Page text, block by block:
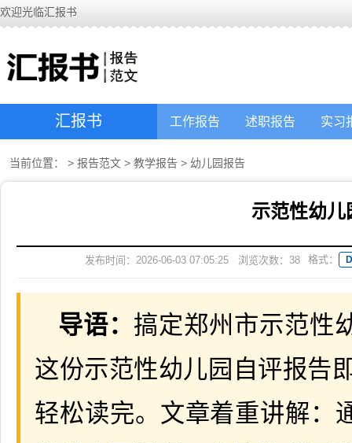
欢迎光临汇报书
汇报书 工作报告 述职报告 实习
当前位置： > 报告范文 > 教学报告 > 幼儿园报告
示范性幼儿
发布时间：2026-06-03 07:05:25 浏览次数： 38 格式：
导语： 搞定郑州市示范性
这份示范性幼儿园自评报告
轻松读完。文章着重讲解：